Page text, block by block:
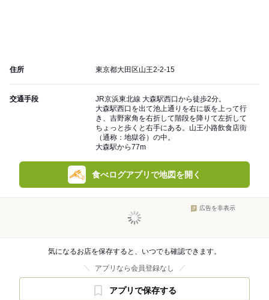
住所 東京都大田区山王2-2-15
交通手段
JR京浜東北線 大森駅西口から徒歩2分。
大森駅西口を出て池上通りを右に坂を上って行
き、吉野家角を右折して階段を降りて左折して
ちょっと歩くと右手にある。山王小路飲食店街
（通称：地獄谷）の中。
大森駅から77m
食べログアプリで地図を開く
広告を非表示
気になるお店を保存すると、いつでも確認できます。
アプリなら会員登録なし
アプリで保存する